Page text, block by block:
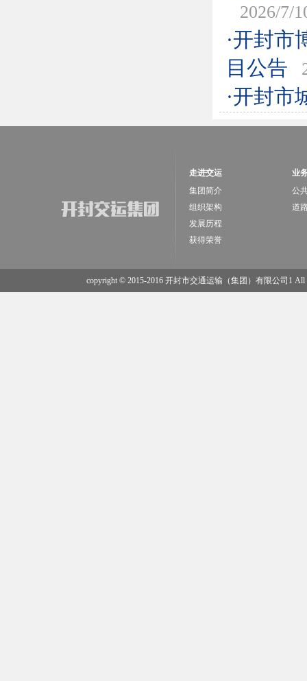
2026/7/
·开封市
目公告
·开封市
走进交运
集团简介
组织架构
发展历程
获得荣誉
业
公
道
copyright © 2015-2016 开封市交通运输（集团）有限公司1 All